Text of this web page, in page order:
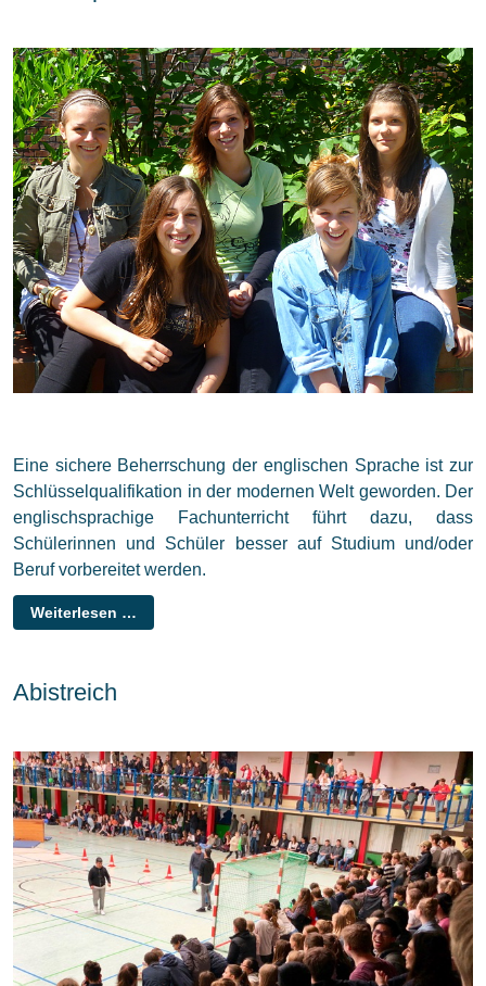
Eine sichere Beherrschung der englischen Sprache ist zur
Schlüsselqualifikation in der modernen Welt geworden. Der
englischsprachige Fachunterricht führt dazu, dass
Schülerinnen und Schüler besser auf Studium und/oder
Beruf vorbereitet werden.
Weiterlesen …
Abistreich